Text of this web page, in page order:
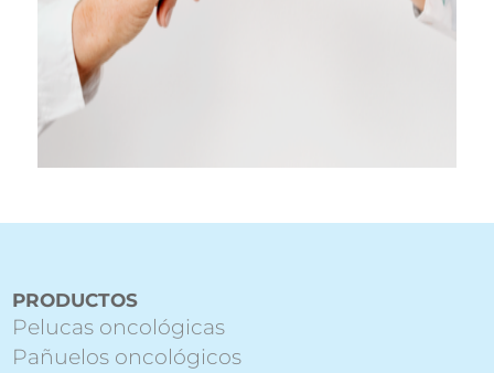
PRODUCTOS
Pelucas oncológicas
Pañuelos oncológicos